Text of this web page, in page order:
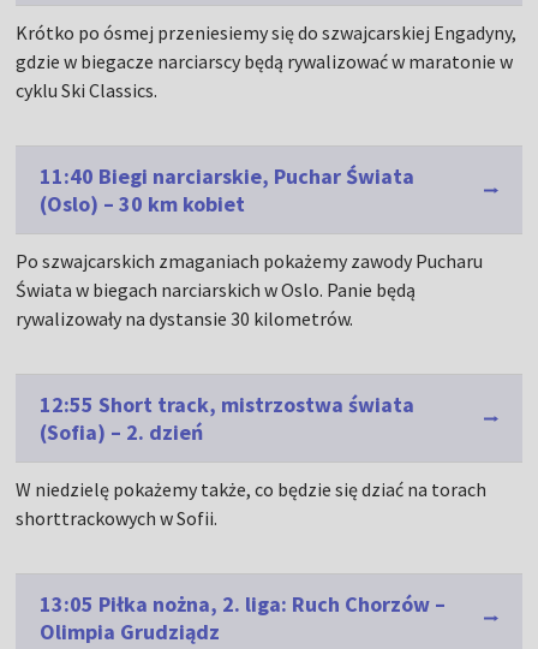
Krótko po ósmej przeniesiemy się do szwajcarskiej Engadyny,
gdzie w biegacze narciarscy będą rywalizować w maratonie w
cyklu Ski Classics.
11:40 Biegi narciarskie, Puchar Świata
(Oslo) – 30 km kobiet
Po szwajcarskich zmaganiach pokażemy zawody Pucharu
Świata w biegach narciarskich w Oslo. Panie będą
rywalizowały na dystansie 30 kilometrów.
12:55 Short track, mistrzostwa świata
(Sofia) – 2. dzień
W niedzielę pokażemy także, co będzie się dziać na torach
shorttrackowych w Sofii.
13:05 Piłka nożna, 2. liga: Ruch Chorzów –
Olimpia Grudziądz